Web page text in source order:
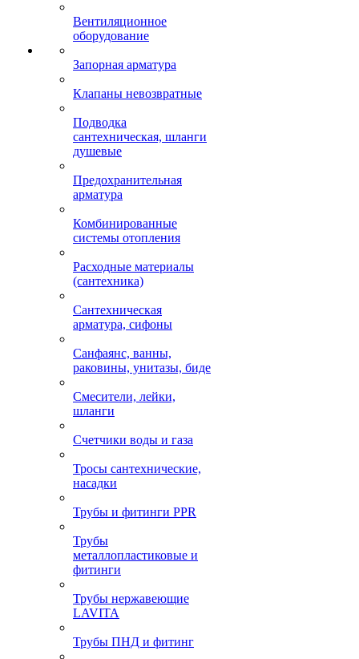
Вентиляционное
оборудование
Запорная арматура
Клапаны невозвратные
Подводка
сантехническая, шланги
душевые
Предохранительная
арматура
Комбинированные
системы отопления
Расходные материалы
(сантехника)
Сантехническая
арматура, сифоны
Санфаянс, ванны,
раковины, унитазы, биде
Смесители, лейки,
шланги
Счетчики воды и газа
Тросы сантехнические,
насадки
Трубы и фитинги PPR
Трубы
металлопластиковые и
фитинги
Трубы нержавеющие
LAVITA
Трубы ПНД и фитинг